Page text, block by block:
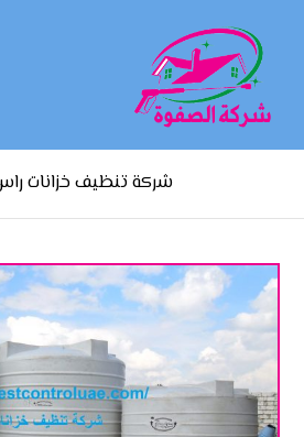
شركة تنظيف خزانات